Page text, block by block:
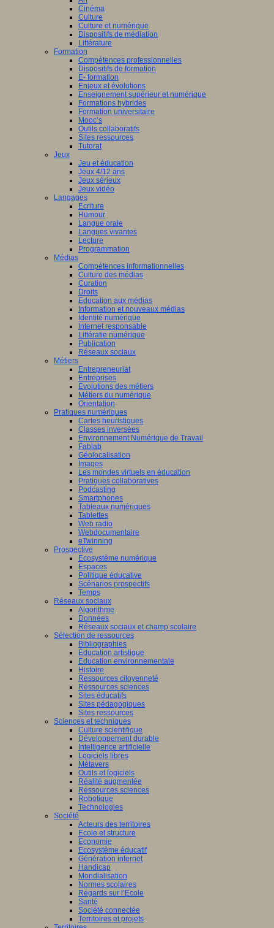
Cinéma
Culture
Culture et numérique
Dispositifs de médiation
Littérature
Formation
Compétences professionnelles
Dispositifs de formation
E- formation
Enjeux et évolutions
Enseignement supérieur et numérique
Formations hybrides
Formation universitaire
Mooc’s
Outils collaboratifs
Sites ressources
Tutorat
Jeux
Jeu et éducation
Jeux 4/12 ans
Jeux sérieux
Jeux vidéo
Langages
Ecriture
Humour
Langue orale
Langues vivantes
Lecture
Programmation
Médias
Compétences informationnelles
Culture des médias
Curation
Droits
Education aux médias
Information et nouveaux médias
Identité numérique
Internet responsable
Littératie numérique
Publication
Réseaux sociaux
Métiers
Entrepreneuriat
Entreprises
Evolutions des métiers
Métiers du numérique
Orientation
Pratiques numériques
Cartes heuristiques
Classes inversées
Environnement Numérique de Travail
Fablab
Géolocalisation
Images
Les mondes virtuels en éducation
Pratiques collaboratives
Podcasting
Smartphones
Tableaux numériques
Tablettes
Web radio
Webdocumentaire
eTwinning
Prospective
Ecosystème numérique
Espaces
Politique éducative
Scénarios prospectifs
Temps
Réseaux sociaux
Algorithme
Données
Réseaux sociaux et champ scolaire
Sélection de ressources
Bibliographies
Education artistique
Education environnementale
Histoire
Ressources citoyenneté
Ressources sciences
Sites éducatifs
Sites pédagogiques
Sites ressources
Sciences et techniques
Culture scientifique
Développement durable
Intelligence artificielle
Logiciels libres
Métavers
Outils et logiciels
Réalité augmentée
Ressources sciences
Robotique
Technologies
Société
Acteurs des territoires
Ecole et structure
Economie
Ecosystème éducatif
Génération internet
Handicap
Mondialisation
Normes scolaires
Regards sur l’Ecole
Santé
Société connectée
Territoires et projets